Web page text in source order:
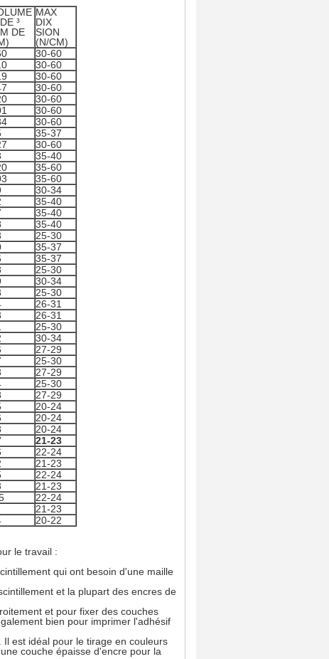
³
DE
MAX
DIX
SION
(N/CM)
30-60
30-60
30-60
30-60
30-60
30-60
30-60
35-37
30-60
35-40
35-60
35-60
30-34
35-40
35-40
35-40
25-30
35-37
35-37
25-30
30-34
25-30
26-31
26-31
25-30
30-34
27-29
25-30
27-29
25-30
27-29
20-24
20-24
20-24
21-23
22-24
21-23
22-24
21-23
22-24
21-23
20-22
le travail :
qui ont besoin d'une maille
et la plupart des encres de
et pour fixer des couches
bien pour imprimer l'adhésif
est idéal pour le tirage en couleurs
couche épaisse d'encre pour la